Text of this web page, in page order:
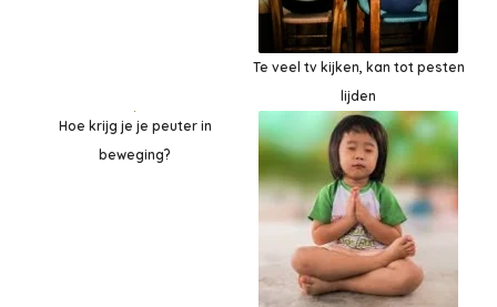
Te veel tv kijken, kan tot pesten
lijden
Hoe krijg je je peuter in
beweging?